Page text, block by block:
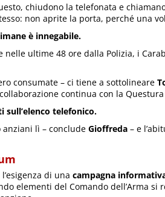
chiudono la telefonata e
non aprite la porta, perché una
è innegabile.
nelle ultime 48 ore dalla Polizia, i
consumate – ci tiene a sottolineare
continua con la
sull’elenco telefonico.
anziani lì – conclude Gioffreda – e
di una campagna
elementi del Comando dell’Arma